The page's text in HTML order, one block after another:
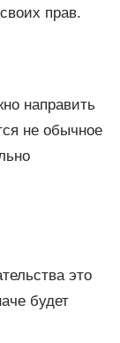
прав.
направить
не обычное
это
будет